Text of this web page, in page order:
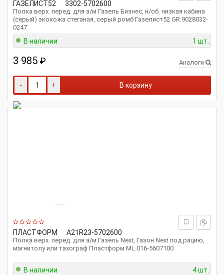
ГАЗЕЛИСТ52 3302-5702600
Полка верх. перед. для а/м Газель Бизнес, н/об. низкая кабина
(серый) экокожа стеганая, серый ромб Газелист52 GR.9028032-
0247
В наличии 1 шт.
3 985 ₽ Аналоги
- + В корзину
ПЛАСТФОРМ А21R23-5702600
Полка верх. перед. для а/м Газель Next, Газон Next под рацию,
магнитолу или тахограф Пластформ ML.016-5607100
В наличии 4 шт.